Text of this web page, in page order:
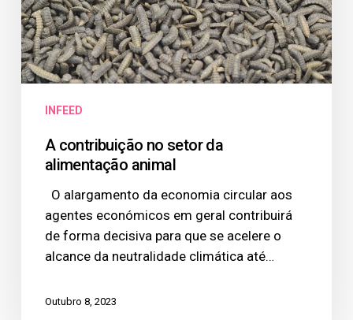
animal
INFEED
A contribuição no setor da
alimentação animal
O alargamento da economia circular aos
agentes económicos em geral contribuirá
de forma decisiva para que se acelere o
alcance da neutralidade climática até…
Outubro 8, 2023